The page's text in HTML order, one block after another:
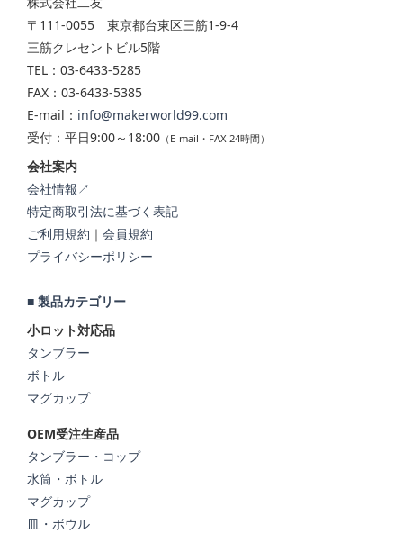
〒111-0055 東京都台東区三筋1-9-4
三筋クレセントビル5階
TEL：03-6433-5285
FAX：03-6433-5385
E-mail： info@makerworld99.com
受付：平日9:00～18:00 （E-mail・FAX 24時間）
会社案内
会社情報↗
特定商取引法に基づく表記
ご利用規約 ｜ 会員規約
プライバシーポリシー
■ 製品カテゴリー
小ロット対応品
タンブラー
ボトル
マグカップ
OEM受注生産品
タンブラー・コップ
水筒・ボトル
マグカップ
皿・ボウル